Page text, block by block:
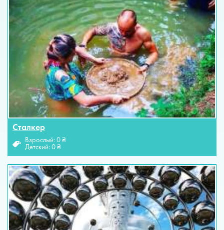
Сталкер
Взрослый: 0 ₴
Детский: 0 ₴